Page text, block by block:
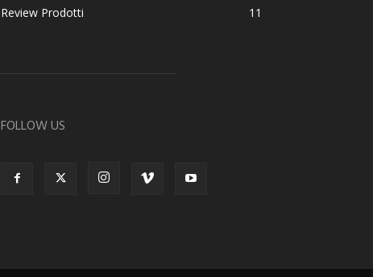
Review Prodotti
11
FOLLOW US